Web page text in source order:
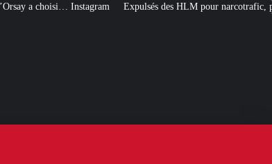
Expulsés des HLM pour narcotrafic, peuvent-ils obtenir un